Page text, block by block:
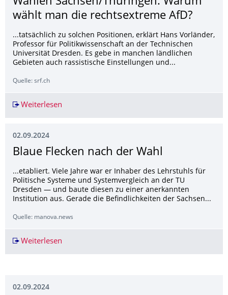
wählt man die rechtsextreme AfD?
...tatsächlich zu solchen Positionen, erklärt Hans Vorländer,
Professor für Politikwissenschaft an der Technischen
Universität Dresden. Es gebe in manchen ländlichen
Gebieten auch rassistische Einstellungen und...
Quelle: srf.ch
Weiterlesen
02.09.2024
Blaue Flecken nach der Wahl
...etabliert. Viele Jahre war er Inhaber des Lehrstuhls für
Politische Systeme und Systemvergleich an der TU
Dresden — und baute diesen zu einer anerkannten
Institution aus. Gerade die Befindlichkeiten der Sachsen...
Quelle: manova.news
Weiterlesen
02.09.2024